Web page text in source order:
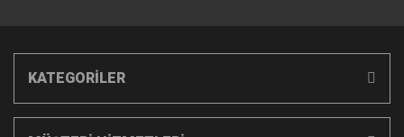
KATEGORİLER